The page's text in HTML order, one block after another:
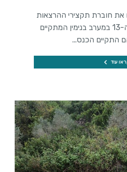
את חוברת תקצירי ההרצאות
של כנס במעבה ההר ה-13 במערב בנימין המתקיים
התקיים הכנס…
עוד